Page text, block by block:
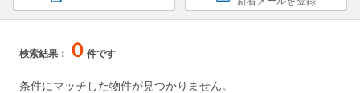
検索結果： ０ 件です
条件にマッチした物件が見つかりません。